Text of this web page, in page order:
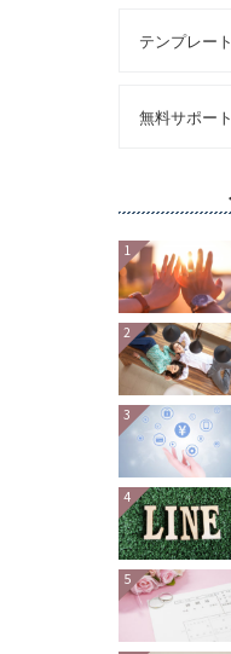
テンプレート
無料サポート
1
2
3
4
5